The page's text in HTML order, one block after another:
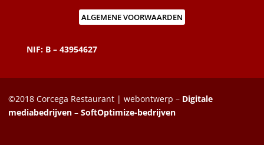
ALGEMENE VOORWAARDEN
NIF: B – 43954627
©2018 Corcega Restaurant | webontwerp – Digitale
mediabedrijven – SoftOptimize-bedrijven